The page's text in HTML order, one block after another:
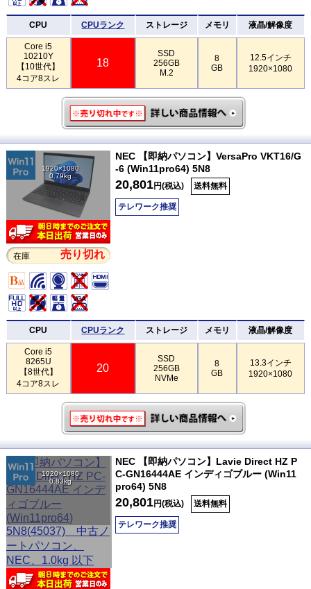
CPU CPUランク ストレージ メモリ 液晶/解像度
Core i5
10210Y
【10世代】
4コア8スレ
18
SSD
256GB
M.2
8
GB
12.5インチ
1920×1080
1920×1080
0.79kg
在庫 売り切れ
NEC 【即納パソコン】VersaPro VKT16/G
-6 (Win11pro64) 5N8
20,801円(税込) 送料無料
テレワーク推奨
CPU CPUランク ストレージ メモリ 液晶/解像度
Core i5
8265U
【8世代】
4コア8スレ
20
SSD
256GB
NVMe
8
GB
13.3インチ
1920×1080
1920×1080
0.83kg
NEC 【即納パソコン】Lavie Direct HZ P
C-GN16444AE インディゴブルー (Win11
pro64) 5N8
20,801円(税込) 送料無料
テレワーク推奨